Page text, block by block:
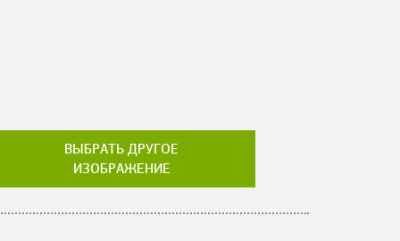
ВЫБРАТЬ ДРУГОЕ
ИЗОБРАЖЕНИЕ